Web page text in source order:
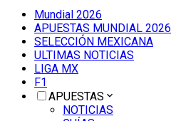
Mundial 2026
APUESTAS MUNDIAL 2026
SELECCIÓN MEXICANA
ULTIMAS NOTICIAS
LIGA MX
F1
APUESTAS
NOTICIAS